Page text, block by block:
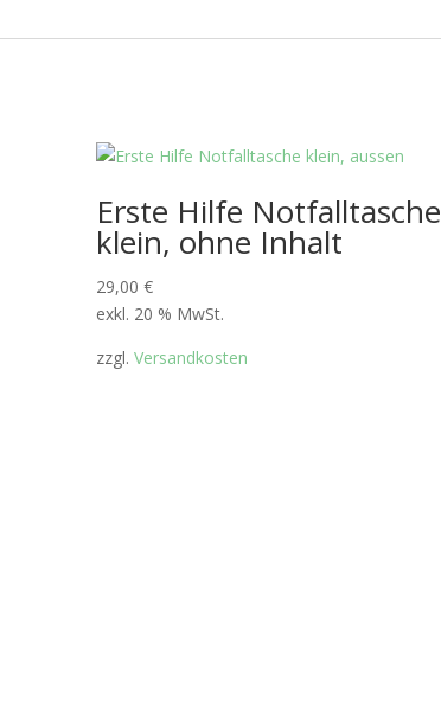
Erste Hilfe Notfalltasche
klein, ohne Inhalt
29,00 €
exkl. 20 % MwSt.
zzgl. Versandkosten